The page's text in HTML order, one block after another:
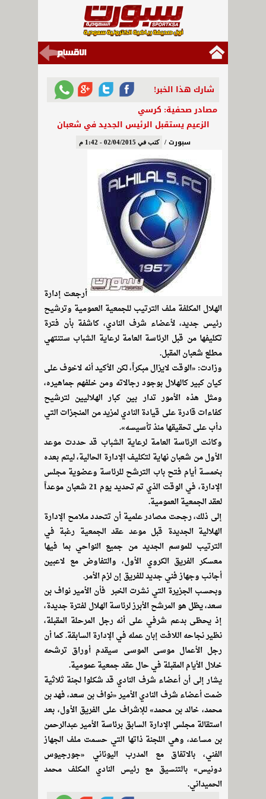
شارك هذا الخبر!
مصادر صحفية: كرسي
الزعيم يستقبل الرئيس الجديد في شعبان
سبورت / كتب في 02/04/2015 - 1:42 م
أرجعت إدارة
الهلال المكلفة ملف الترتيب للجمعية العمومية وترشيح
رئيس جديد، لأعضاء شرف النادي، كاشفة بأن فترة
تكليفها من قبل الرئاسة العامة لرعاية الشباب ستنتهي
مطلع شعبان المقبل.
وزادت: «الوقت لايزال مبكراً، لكن الأكيد أنه لاخوف على
كيان كبير كالهلال بوجود رجالاته ومن خلفهم جماهيره،
ومثل هذه الأمور تدار بين كبار الهلاليين لترشيح
كفاءات قادرة على قيادة النادي لمزيد من المنجزات التي
دأب على تحقيقها منذ تأسيسه».
وكانت الرئاسة العامة لرعاية الشباب قد حددت موعد
الأول من شعبان نهاية لتكليف الإدارة الحالية، ليتم بعده
بخمسة أيام فتح باب الترشح للرئاسة وعضوية مجلس
الإدارة، في الوقت الذي تم تحديد يوم 21 شعبان موعداً
لعقد الجمعية العمومية.
إلى ذلك، رجحت مصادر علمية أن تتحدد ملامح الإدارة
الهلالية الجديدة قبل موعد عقد الجمعية رغبة في
الترتيب للموسم الجديد من جميع النواحي بما فيها
معسكر الفريق الكروي الأول، والتفاوض مع لاعبين
أجانب وجهاز فني جديد للفريق إن لزم الأمر.
وبحسب الجزيرة التي نشرت الخبر فأن الأمير نواف بن
سعد، يظل هو المرشح الأبرز لرئاسة الهلال لفترة جديدة،
إذ يحظى بدعم شرفي على أنه رجل المرحلة المقبلة،
نظير نجاحه اللافت إبان عمله في الإدارة السابقة. كما أن
رجل الأعمال موسى الموسى سيقدم أوراق ترشحه
خلال الأيام المقبلة في حال عقد جمعية عمومية.
يشار إلى أن أعضاء شرف النادي قد شكلوا لجنة ثلاثية
ضمت أعضاء شرف النادي الأمير «نواف بن سعد، فهد بن
محمد، خالد بن محمد» للإشراف على الفريق الأول، بعد
استقالة مجلس الإدارة السابق برئاسة الأمير عبدالرحمن
بن مساعد، وهي اللجنة ذاتها التي حسمت ملف الجهاز
الفني، بالاتفاق مع المدرب اليوناني «جورجيوس
دونيس» بالتنسيق مع رئيس النادي المكلف محمد
الحميداني.